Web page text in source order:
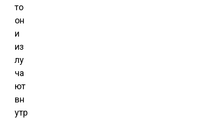
то
он
и
из
лу
ча
ют
вн
утр